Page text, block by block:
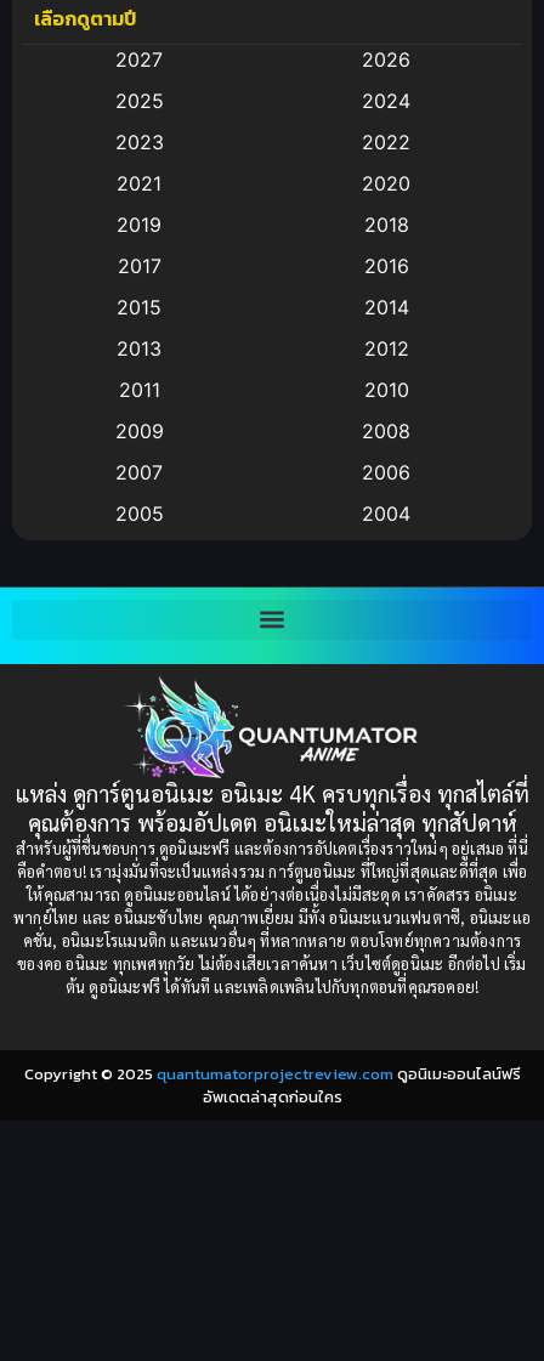
Anal (ประตูหลัง)
Animation การ์ตูน
Animation อนิเมะ
Animation แอนิเมชัน
(9)
Big tits (นมใหญ่)
Bitch (ผู้หญิงร่าน)
Bondage (ทาส)(1)
(1)
Censored (เซ็นเซอร์)(19)
Comedy (ตลก)(235)
Comedy (ตลก)(85)
Comic Book การ์ตูน(1)
Coming-of-Age ก้าวผ่านวัย(6)
เลือกดูตามปี
2027
2026
2025
2024
2023
2022
2021
2020
2019
2018
2017
2016
2015
2014
2013
2012
2011
2010
2009
2008
2007
2006
2005
2004
2001
2000
1997
1993
1991
1989
1988
1987
1985
1984
1983
1982
1981
1980
1979
แหล่ง ดูการ์ตูนอนิเมะ อนิเมะ 4K ครบทุกเรื่อง ทุกสไตล์ที่
คุณต้องการ พร้อมอัปเดต อนิเมะใหม่ล่าสุด ทุกสัปดาห์
สำหรับผู้ที่ชื่นชอบการ ดูอนิเมะฟรี และต้องการอัปเดตเรื่องราวใหม่ๆ อยู่เสมอ ที่นี่
คือคำตอบ! เรามุ่งมั่นที่จะเป็นแหล่งรวม การ์ตูนอนิเมะ ที่ใหญ่ที่สุดและดีที่สุด เพื่อ
ให้คุณสามารถ ดูอนิเมะออนไลน์ ได้อย่างต่อเนื่องไม่มีสะดุด เราคัดสรร อนิเมะ
พากย์ไทย และ อนิเมะซับไทย คุณภาพเยี่ยม มีทั้ง อนิเมะแนวแฟนตาซี, อนิเมะแอ
คชั่น, อนิเมะโรแมนติก และแนวอื่นๆ ที่หลากหลาย ตอบโจทย์ทุกความต้องการ
ของคอ อนิเมะ ทุกเพศทุกวัย ไม่ต้องเสียเวลาค้นหา เว็บไซต์ดูอนิเมะ อีกต่อไป เริ่ม
ต้น ดูอนิเมะฟรี ได้ทันที และเพลิดเพลินไปกับทุกตอนที่คุณรอคอย!
Copyright © 2025 quantumatorprojectreview.comดูอนิเมะออนไลน์ฟรี
อัพเดตล่าสุดก่อนใคร